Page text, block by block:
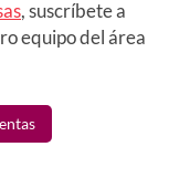
, suscríbete a
equipo del área